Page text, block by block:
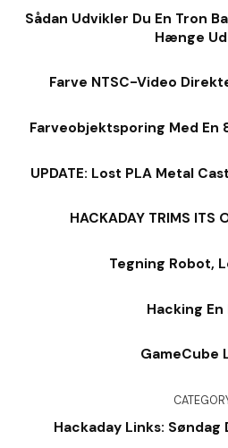
Sådan Udvikler Du En Tron
Hænge Ud
Farve NTSC-Video
Farveobjektsporing Med
UPDATE: Lost PLA Metal
HACKADAY TRIMS ITS
Tegning Robot,
Hacking En
GameCube
Hackaday Links: Søndag